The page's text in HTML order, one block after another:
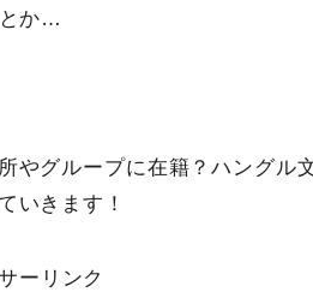
か…
やグループに在籍？ハングル
いきます！
ーリンク